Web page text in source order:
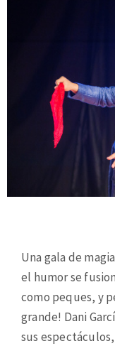
Una gala de
el humor se
como peques, y
grande! Dani
sus